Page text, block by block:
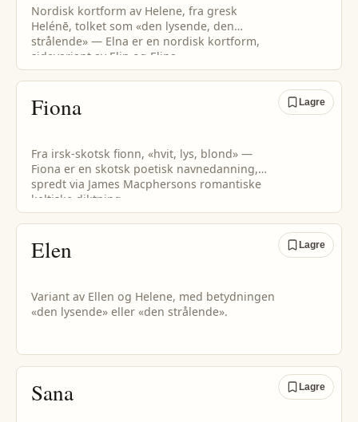
Nordisk kortform av Helene, fra gresk
Helénē, tolket som «den lysende, den
strålende» — Elna er en nordisk kortform,
sidevariant av Elin og Elina.
Fiona
Fra irsk-skotsk fionn, «hvit, lys, blond» —
Fiona er en skotsk poetisk navnedanning,
spredt via James Macphersons romantiske
keltiske diktning.
Lagre
Elen
Variant av Ellen og Helene, med betydningen
«den lysende» eller «den strålende».
Lagre
Sana Lagre